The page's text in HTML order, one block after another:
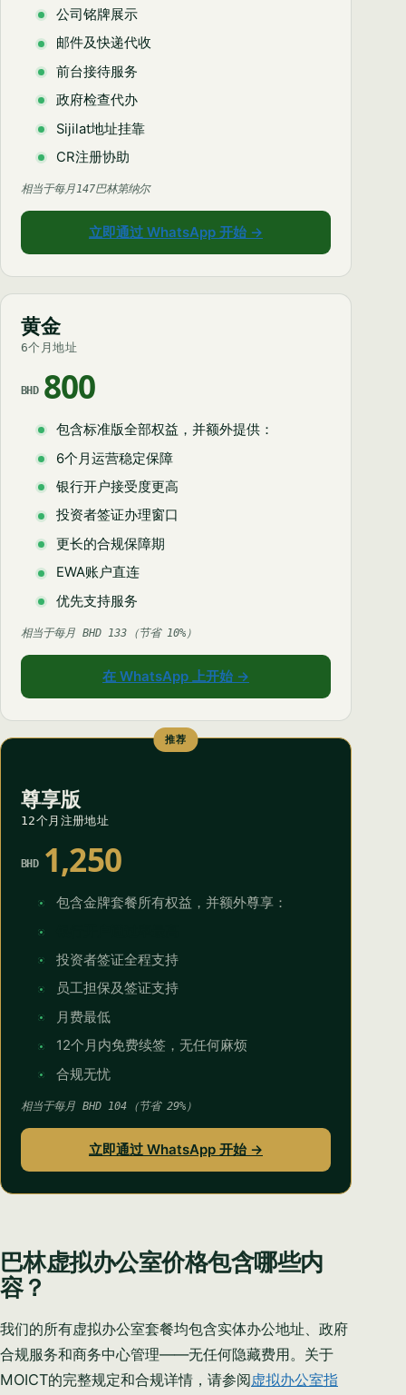
公司铭牌展示
邮件及快递代收
前台接待服务
政府检查代办
Sijilat地址挂靠
CR注册协助
相当于每月147巴林第纳尔
立即通过 WhatsApp 开始 →
黄金
6个月地址
BHD 800
包含标准版全部权益，并额外提供：
6个月运营稳定保障
银行开户接受度更高
投资者签证办理窗口
更长的合规保障期
EWA账户直连
优先支持服务
相当于每月 BHD 133（节省 10%）
在 WhatsApp 上开始 →
推荐
尊享版
12个月注册地址
BHD 1,250
包含金牌套餐所有权益，并额外尊享：
投资者签证全程支持
员工担保及签证支持
月费最低
12个月内免费续签，无任何麻烦
合规无忧
相当于每月 BHD 104（节省 29%）
立即通过 WhatsApp 开始 →
巴林虚拟办公室价格包含哪些内
容？
我们的所有虚拟办公室套餐均包含实体办公地址、政府
合规服务和商务中心管理——无任何隐藏费用。关于
MOICT的完整规定和合规详情，请参阅虚拟办公室指
Syeda Khatoon Zahra
AI Assistant
Great to have you here! I'm Syeda Khatoon
Zahra from Setup in Bahrain. We help investors
quickly and smoothly. 👉 Tell me — what type
of business activity are you planning?
07:18 PM
EMAIL ADDRESS
PHONE / WHATSAPP